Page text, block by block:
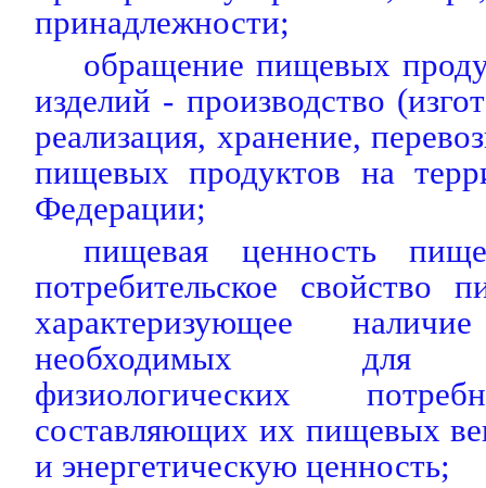
принадлежности;
обращение пищевых
изделий - производство
реализация, хранение,
пищевых продуктов на
Федерации;
пищевая ценность
потребительское свойство
характеризующее
необходимых для
физиологических
составляющих их пищевых
и энергетическую ценность;